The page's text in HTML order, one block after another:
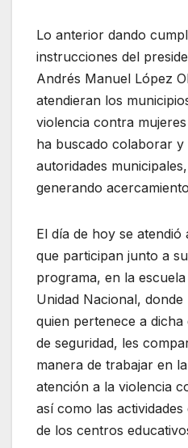
Lo anterior dando
instrucciones del
Andrés Manuel López
atendieran los
violencia contra
ha buscado colaborar
autoridades
generando
El día de hoy se
que participan junto a
programa, en la
Unidad Nacional,
quien pertenece a
de seguridad, les
manera de trabajar en
atención a la violencia
así como las
de los centros